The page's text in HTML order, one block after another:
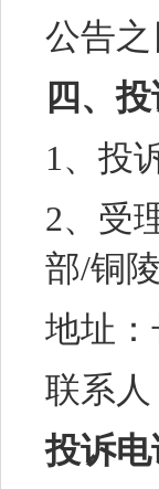
公告
四、
1、投
2、受
部/铜
地址
联系
投诉电